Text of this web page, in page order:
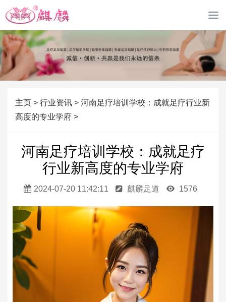
M
o
b
i
l
e
导
主页 > 行业资讯 > 河南足疗培训学校：成就足疗行业新
高度的专业学府 >
河南足疗培训学校：成就足疗
行业新高度的专业学府
2024-07-20 11:42:11 麒麟足道 1576